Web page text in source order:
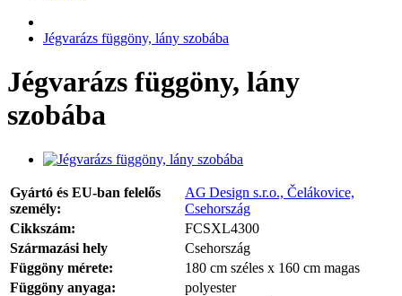
Jégvarázs függöny, lány szobába
Jégvarázs függöny, lány
szobába
Gyártó és EU-ban felelős
személy:
AG Design s.r.o., Čelákovice,
Csehország
Cikkszám:
FCSXL4300
Származási hely
Csehország
Függöny mérete:
180 cm széles x 160 cm magas
Függöny anyaga:
polyester